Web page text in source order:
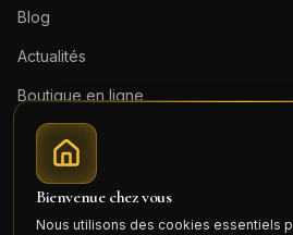
Blog
Actualités
Boutique en ligne
Contact
Mentions légales
Bienvenue chez vous
Nous utilisons des cookies essentiels